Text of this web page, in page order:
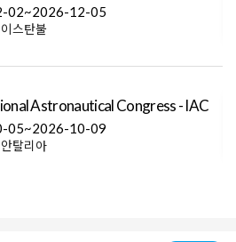
02~2026-12-05
스탄불
Astronautical Congress - IAC
05~2026-10-09
탈리아